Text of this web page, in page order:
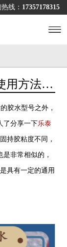
线： 17357178315
用方法来
胶水型号之外，
了分享一下乐泰
持胶粘度不同，
非常相似的，
具有一定的通用